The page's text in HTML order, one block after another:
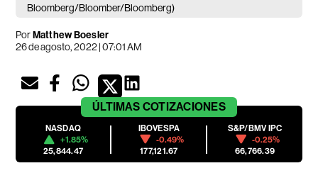
Bloomberg/Bloomber/Bloomberg)
PorMatthew Boesler
26 de agosto, 2022 | 07:01 AM
ÚLTIMAS COTIZACIONES
NASDAQ
+1.85%
25,844.47
IBOVESPA
-0.49%
177,121.67
S&P/BMV IPC
-0.25%
66,766.39